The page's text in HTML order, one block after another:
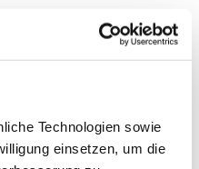
Technologien sowie
einsetzen, um die
Bewerbungsportal
. Hier kannst
eintragen sowie
PNG-, JPG- oder PDF-